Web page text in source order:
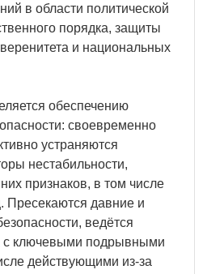
в области политической
порядка, защиты
и национальных
обеспечению
своевременно
устраняются
нестабильности,
признаков, в том числе
Пресекаются давние и
ведётся
с ключевыми подрывными
действующими из-за